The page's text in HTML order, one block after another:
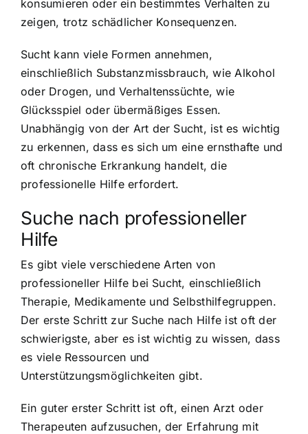
konsumieren oder ein bestimmtes Verhalten zu
zeigen, trotz schädlicher Konsequenzen.
Sucht kann viele Formen annehmen,
einschließlich Substanzmissbrauch, wie Alkohol
oder Drogen, und Verhaltenssüchte, wie
Glücksspiel oder übermäßiges Essen.
Unabhängig von der Art der Sucht, ist es wichtig
zu erkennen, dass es sich um eine ernsthafte und
oft chronische Erkrankung handelt, die
professionelle Hilfe erfordert.
Suche nach professioneller
Hilfe
Es gibt viele verschiedene Arten von
professioneller Hilfe bei Sucht, einschließlich
Therapie, Medikamente und Selbsthilfegruppen.
Der erste Schritt zur Suche nach Hilfe ist oft der
schwierigste, aber es ist wichtig zu wissen, dass
es viele Ressourcen und
Unterstützungsmöglichkeiten gibt.
Ein guter erster Schritt ist oft, einen Arzt oder
Therapeuten aufzusuchen, der Erfahrung mit